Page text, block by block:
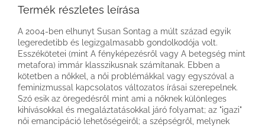
Termék részletes leírása
A 2004-ben elhunyt Susan Sontag a múlt század egyik
legeredetibb és legizgalmasabb gondolkodója volt.
Esszékötetei (mint A fényképezésről vagy A betegség mint
metafora) immár klasszikusnak számítanak. Ebben a
kötetben a nőkkel, a női problémákkal vagy egyszóval a
feminizmussal kapcsolatos változatos írásai szerepelnek.
Szó esik az öregedésről mint ami a nőknek különleges
kihívásokkal és megaláztatásokkal járó folyamat; az "igazi"
női emancipáció lehetőségeiről; a szépségről, melynek